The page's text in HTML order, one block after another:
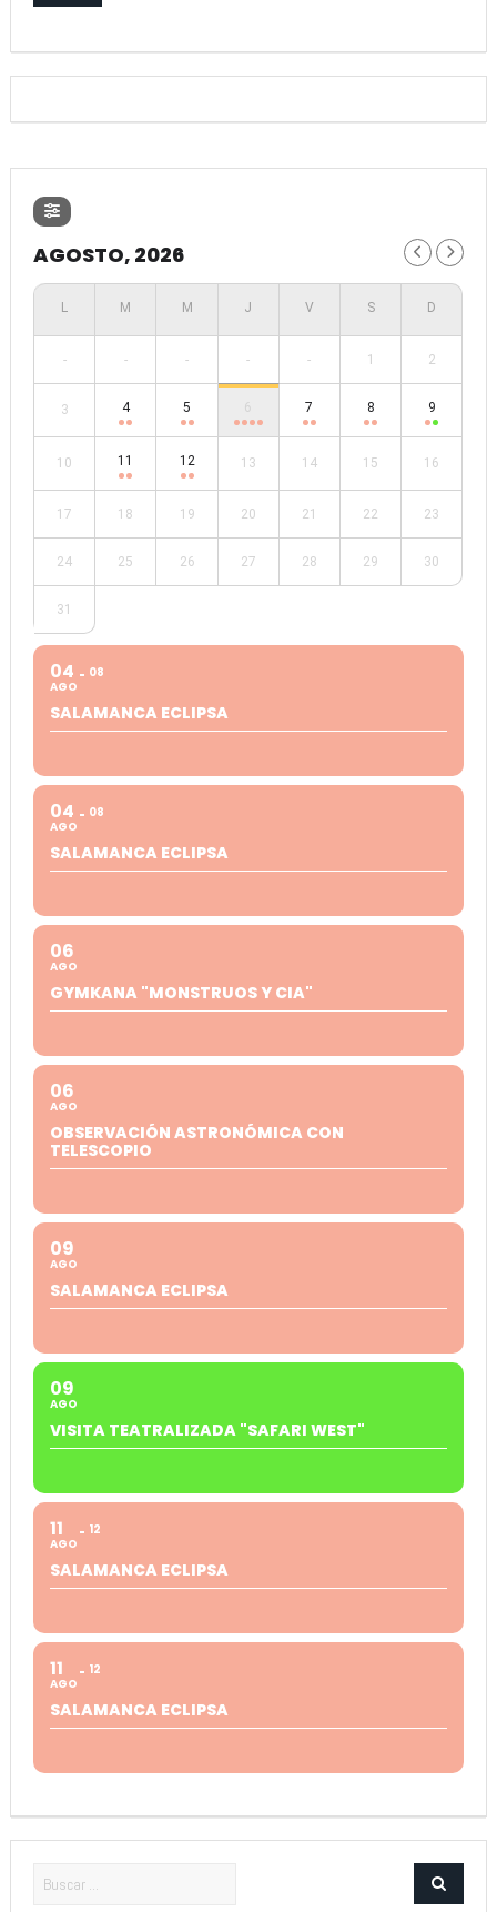
AGOSTO, 2026
- - - - - 1 2
3 4 5 6 7 8 9
10 11 12 13 14 15 16
17 18 19 20 21 22 23
24 25 26 27 28 29 30
31
04
AGO
08
SALAMANCA ECLIPSA
04
AGO
08
SALAMANCA ECLIPSA
06
AGO
GYMKANA "MONSTRUOS Y CIA"
06
AGO
OBSERVACIÓN ASTRONÓMICA CON
TELESCOPIO
09
AGO
SALAMANCA ECLIPSA
09
AGO
VISITA TEATRALIZADA "SAFARI WEST"
11
AGO
12
SALAMANCA ECLIPSA
11
AGO
12
SALAMANCA ECLIPSA